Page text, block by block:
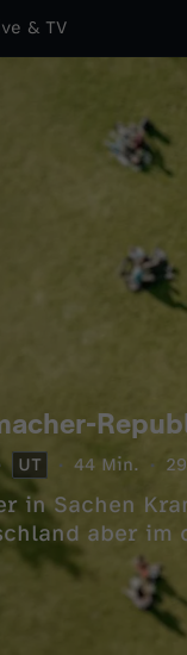
& TV
UT 44 Min.
in Sachen
aber im